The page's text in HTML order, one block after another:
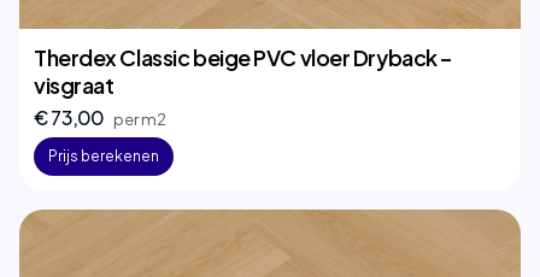
Therdex Classic beige PVC vloer Dryback –
visgraat
€ 73,00 per m2
Prijs berekenen